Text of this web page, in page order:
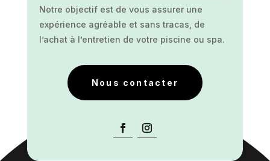
Notre objectif est de vous assurer une
expérience agréable et sans tracas, de
l’achat à l’entretien de votre piscine ou spa.
Nous contacter